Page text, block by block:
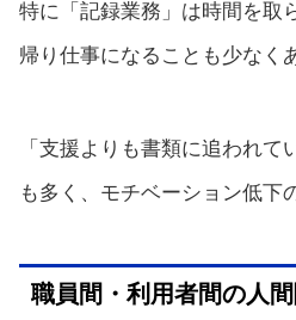
特に「記録業務」は時間を取
帰り仕事になることも少なく
「支援よりも書類に追われ
も多く、モチベーション低下
職員間・利用者間の人